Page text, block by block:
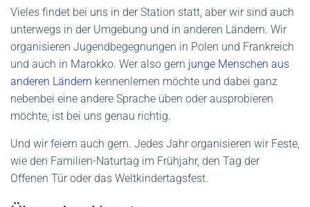
Vieles findet bei uns in der Station statt, aber wir sind auch
unterwegs in der Umgebung und in anderen Ländern. Wir
organisieren Jugendbegegnungen in Polen und Frankreich
und auch in Marokko. Wer also gern junge Menschen aus
anderen Ländern kennenlernen möchte und dabei ganz
nebenbei eine andere Sprache üben oder ausprobieren
möchte, ist bei uns genau richtig.
Und wir feiern auch gern. Jedes Jahr organisieren wir Feste,
wie den Familien-Naturtag im Frühjahr, den Tag der
Offenen Tür oder das Weltkindertagsfest.